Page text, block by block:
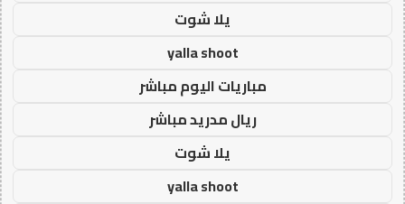
يلا شوت
yalla shoot
مباريات اليوم مباشر
ريال مدريد مباشر
يلا شوت
yalla shoot